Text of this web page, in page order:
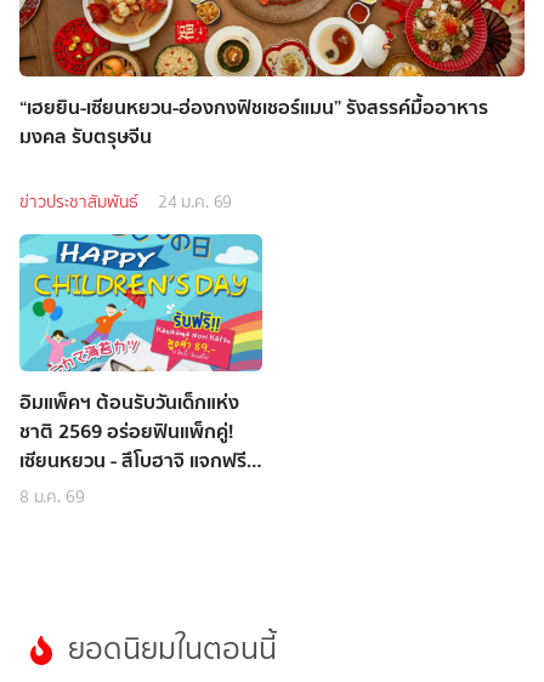
“เฮยยิน-เซียนหยวน-ฮ่องกงฟิชเชอร์แมน” รังสรรค์มื้ออาหาร
มงคล รับตรุษจีน
ข่าวประชาสัมพันธ์ 24 ม.ค. 69
อิมแพ็คฯ ต้อนรับวันเด็กแห่ง
ชาติ 2569 อร่อยฟินแพ็กคู่!
เซียนหยวน - สึโบฮาจิ แจกฟรี
เมนูเด็ด
8 ม.ค. 69
ยอดนิยมในตอนนี้